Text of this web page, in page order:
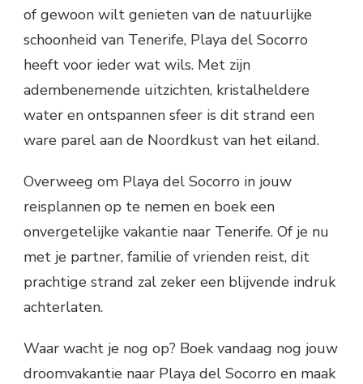
of gewoon wilt genieten van de natuurlijke
schoonheid van Tenerife, Playa del Socorro
heeft voor ieder wat wils. Met zijn
adembenemende uitzichten, kristalheldere
water en ontspannen sfeer is dit strand een
ware parel aan de Noordkust van het eiland.
Overweeg om Playa del Socorro in jouw
reisplannen op te nemen en boek een
onvergetelijke vakantie naar Tenerife. Of je nu
met je partner, familie of vrienden reist, dit
prachtige strand zal zeker een blijvende indruk
achterlaten.
Waar wacht je nog op? Boek vandaag nog jouw
droomvakantie naar Playa del Socorro en maak